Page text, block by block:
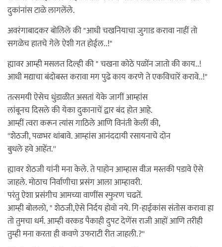
दुकांनांस टाळे लागलेंले.
अवरंगाबादकर बोलिले की "आधी चखनियाचा जुगाड करावा नाहीं तो
सगळेच हातचे गेले ऐशी गत होईल..!"
ह्यावर आम्ही मसलत दिल्ही की " चखना कोठे पळोंन जातो की काय..!
आधी मद्याचा बंदोबस्त करावा मग पुढे काय करणे ते एकविचारें करावे..!"
तत्समयी ऐसेच धुंडाळीत असतां येके जागीं आम्हांस
लांबूनच दिसले की येका दुकानाचें द्वार बंद होत आहे.
आम्हीं त्वरा करून त्यांस गाठिले आणि विनंती केलीं की,
''शेठजी, पळभर थांबावे. आम्हांस आनंददायी रसायनाचे दोन
बुधले हवे आहेंत.''
ह्यावर शेठजी यांनी मना केले. ते पाहोन आम्हास वीज मस्तकी पडावे ऐसे
जाहले. मोठाच निर्वाणीचा प्रसंग आला आम्हावरी.
परंतु ऐशा प्रसंगीच आमच्या वाणींस स्फुरण चढतें.
आम्ही बोललो, " शेठजी,ऐसे निर्दय होवो नये. गि-हाईकांस संतोस करावा हा
तो तुमचा धर्म. आम्ही वरकड पैकाही दुपट देणेंस राजी आहों आणि तरीही
तुम्ही मना करता ही कवणे उफराटी रीत जाहली.?''